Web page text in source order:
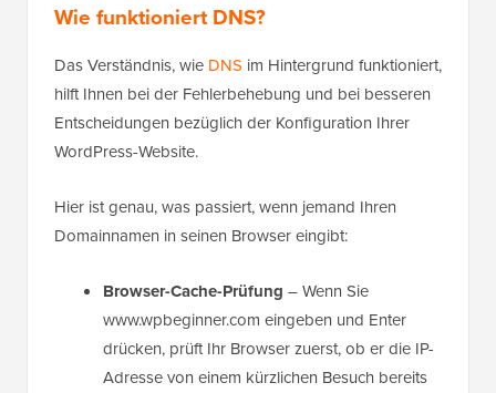
Wie funktioniert DNS?
Das Verständnis, wie DNS im Hintergrund funktioniert,
hilft Ihnen bei der Fehlerbehebung und bei besseren
Entscheidungen bezüglich der Konfiguration Ihrer
WordPress-Website.
Hier ist genau, was passiert, wenn jemand Ihren
Domainnamen in seinen Browser eingibt:
Browser-Cache-Prüfung – Wenn Sie
www.wpbeginner.com eingeben und Enter
drücken, prüft Ihr Browser zuerst, ob er die IP-
Adresse von einem kürzlichen Besuch bereits